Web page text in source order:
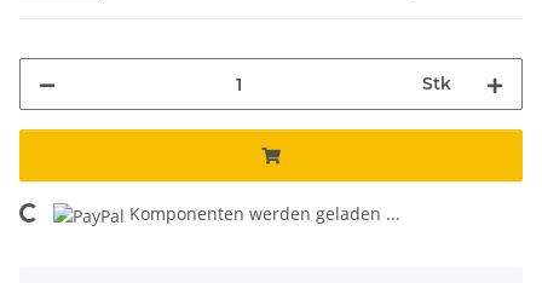
Stk
Loading... Komponenten werden geladen ...